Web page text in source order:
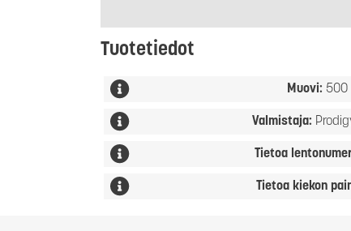
Tuotetiedot
Muovi: 500
Valmistaja:
Tietoa
Tietoa kiekon